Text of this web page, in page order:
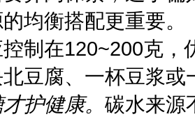
均衡搭配更重要
制在120~200克
豆腐、一杯豆浆或
护健康。 碳水来源